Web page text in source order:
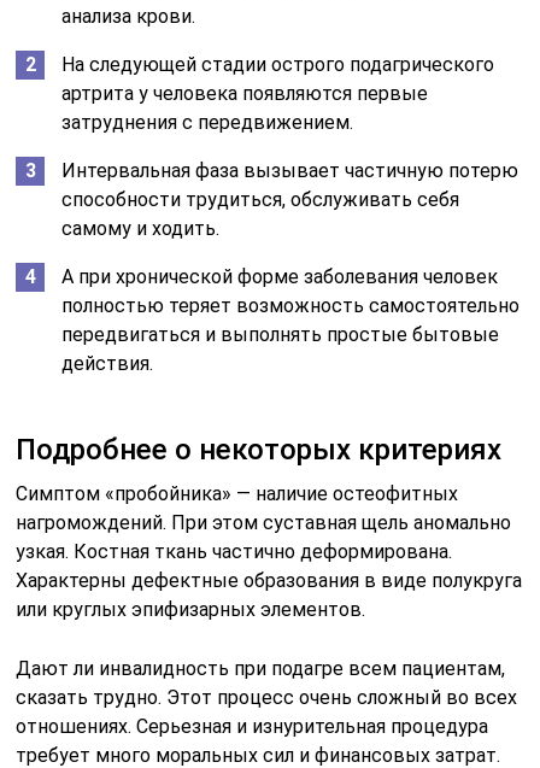
анализа крови.
На следующей стадии острого подагрического
артрита у человека появляются первые
затруднения с передвижением.
Интервальная фаза вызывает частичную потерю
способности трудиться, обслуживать себя
самому и ходить.
А при хронической форме заболевания человек
полностью теряет возможность самостоятельно
передвигаться и выполнять простые бытовые
действия.
Подробнее о некоторых критериях
Симптом «пробойника» — наличие остеофитных
нагромождений. При этом суставная щель аномально
узкая. Костная ткань частично деформирована.
Характерны дефектные образования в виде полукруга
или круглых эпифизарных элементов.
Дают ли инвалидность при подагре всем пациентам,
сказать трудно. Этот процесс очень сложный во всех
отношениях. Серьезная и изнурительная процедура
требует много моральных сил и финансовых затрат.